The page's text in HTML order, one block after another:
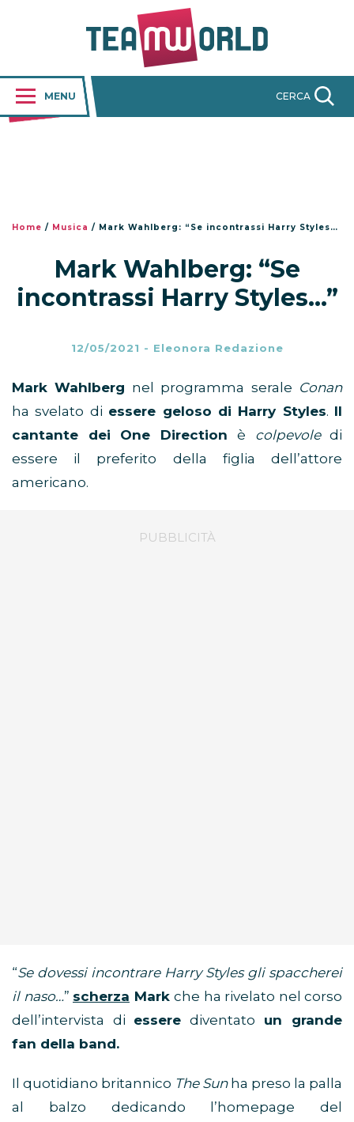
MENU CERCA
Home / Musica / Mark Wahlberg: “Se incontrassi Harry Styles…”
Mark Wahlberg: “Se
incontrassi Harry Styles…”
12/05/2021 - Eleonora Redazione
Mark Wahlberg nel programma serale Conan
ha svelato di essere geloso di Harry Styles. Il
cantante dei One Direction è colpevole di
essere il preferito della figlia dell’attore
americano.
“Se dovessi incontrare Harry Styles gli spaccherei
il naso…” scherza Mark che ha rivelato nel corso
dell’intervista di essere diventato un grande
fan della band.
Il quotidiano britannico The Sun ha preso la palla
al balzo dedicando l’homepage del